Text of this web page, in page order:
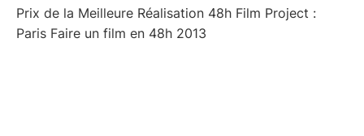
Prix de la Meilleure Réalisation 48h Film Project :
Paris Faire un film en 48h 2013